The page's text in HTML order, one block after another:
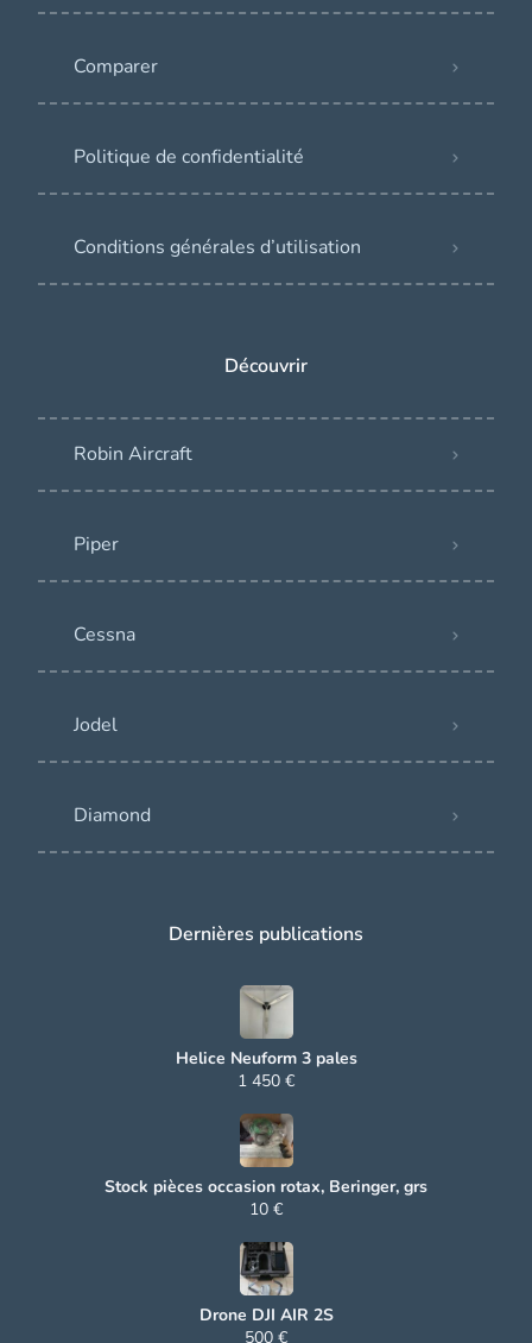
Comparer
Politique de confidentialité
Conditions générales d’utilisation
Découvrir
Robin Aircraft
Piper
Cessna
Jodel
Diamond
Dernières publications
Helice Neuform 3 pales
1 450 €
Stock pièces occasion rotax, Beringer, grs
10 €
Drone DJI AIR 2S
500 €